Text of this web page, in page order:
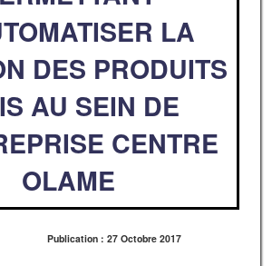
LA
DES PRODUITS
AU SEIN DE
CENTRE
OLAME
Publication : 27 Octobre 2017